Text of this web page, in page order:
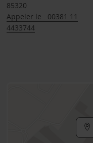
85320
Appeler le : 00381 11
4433744